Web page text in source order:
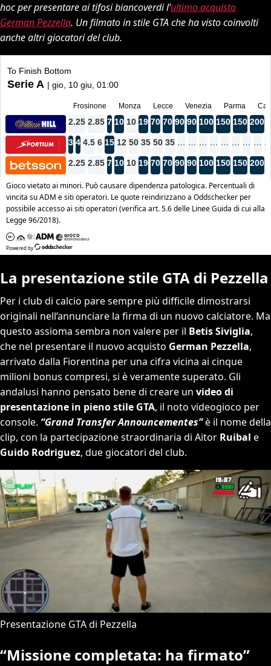
hoc per presentare ai tifosi biancoverdi l’ultimo acquisto
German Pezzella. Un filmato in stile GTA che ha visto coinvolti
anche altri giocatori del club.
La presentazione stile GTA di Pezzella
Per i club di calcio pare sempre più difficile dimostrarsi
originali nell’annunciare la firma di un nuovo calciatore. Ma
questo assioma sembra non valere per il Betis Siviglia,
che nel presentare il nuovo acquisto German Pezzella,
arrivato dalla Fiorentina per una cifra vicina ai cinque
milioni bonus compresi, si è veramente superato. Gli
andalusi hanno pensato bene di creare un video di
presentazione in pieno stile GTA, il noto videogioco per
console. “Grand Transfer Announcementes”è il nome della
clip, con la partecipazione straordinaria di Aitor Ruibal e
Guido Rodriguez, due giocatori del club.
Presentazione GTA di Pezzella
“Missione completata: ha firmato”